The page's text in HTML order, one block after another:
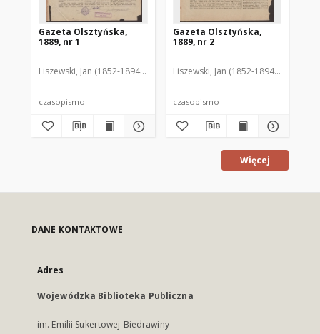
Gazeta Olsztyńska,
1889, nr 1
Liszewski, Jan (1852-1894). Red.
czasopismo
Gazeta Olsztyńska,
1889, nr 2
Liszewski, Jan (1852-1894). Red.
czasopismo
Więcej
DANE KONTAKTOWE
Adres
Wojewódzka Biblioteka Publiczna
im. Emilii Sukertowej-Biedrawiny